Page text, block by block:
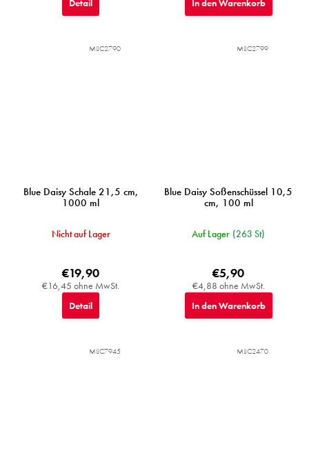
Detail In den Warenkorb
Blue Daisy Schale 21,5 cm,
1000 ml
Nicht auf Lager
€16,45 ohne MwSt.
€19,90
Detail
MIJC2790
Blue Daisy Soßenschüssel 10,5
cm, 100 ml
Auf Lager (263 St)
€4,88 ohne MwSt.
€5,90
In den Warenkorb
MIJC2799
MIJC7945 MIJC2470